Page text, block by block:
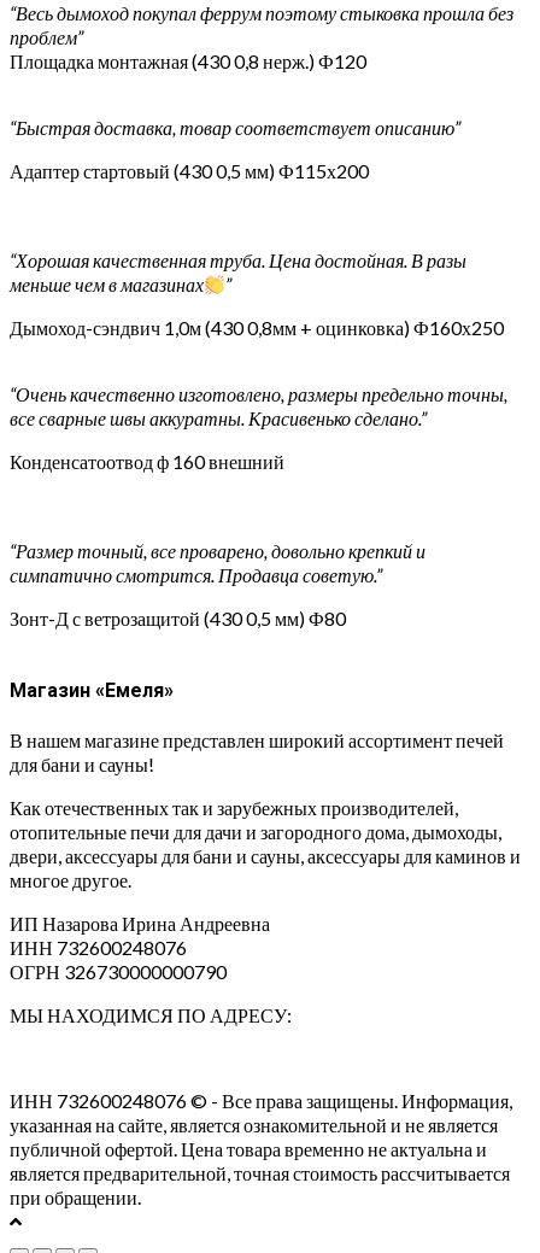
“Весь дымоход покупал феррум поэтому стыковка прошла без
проблем”
Площадка монтажная (430 0,8 нерж.) Ф120
“Быстрая доставка, товар соответствует описанию”
Адаптер стартовый (430 0,5 мм) Ф115х200
“Хорошая качественная труба. Цена достойная. В разы
меньше чем в магазинах
”
Дымоход-сэндвич 1,0м (430 0,8мм + оцинковка) Ф160х250
“Очень качественно изготовлено, размеры предельно точны,
все сварные швы аккуратны. Красивенько сделано.”
Конденсатоотвод ф 160 внешний
“Размер точный, все проварено, довольно крепкий и
симпатично смотрится. Продавца советую.”
Зонт-Д с ветрозащитой (430 0,5 мм) Ф80
Магазин «Емеля»
В нашем магазине представлен широкий ассортимент печей
для бани и сауны!
Как отечественных так и зарубежных производителей,
отопительные печи для дачи и загородного дома, дымоходы,
двери, аксессуары для бани и сауны, аксессуары для каминов и
многое другое.
ИП Назарова Ирина Андреевна⁠
ИНН 732600248076
ОГРН 326730000000790
МЫ НАХОДИМСЯ ПО АДРЕСУ:
ИНН 732600248076 © - Все права защищены. Информация,
указанная на сайте, является ознакомительной и не является
публичной офертой. Цена товара временно не актуальна и
является предварительной, точная стоимость рассчитывается
при обращении.